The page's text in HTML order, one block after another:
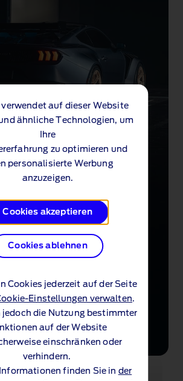
verwendet auf dieser Website
ähnliche Technologien, um
Ihre
zu optimieren und
personalisierte Werbung
anzuzeigen.
Cookies akzeptieren
Cookies ablehnen
Cookies jederzeit auf der Seite
Einstellungen verwalten.
jedoch die Nutzung bestimmter
auf der Website
einschränken oder
verhindern.
finden Sie in der